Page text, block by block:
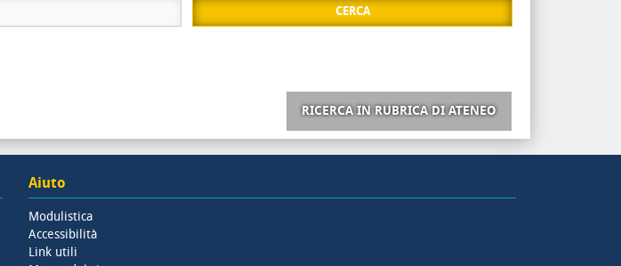
CERCA
RICERCA IN RUBRICA DI ATENEO
Aiuto
Modulistica
Accessibilità
Link utili